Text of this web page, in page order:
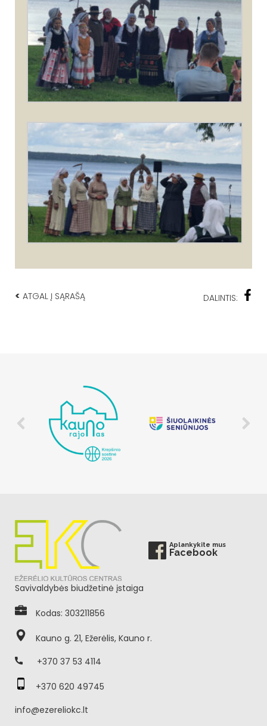
< ATGAL Į SĄRAŠĄ DALINTIS:
Aplankykite mus
Facebook
Savivaldybės biudžetinė įstaiga
Kodas: 303211856
Kauno g. 21, Ežerėlis, Kauno r.
+370 37 53 4114
+370 620 49745
info@ezereliokc.lt